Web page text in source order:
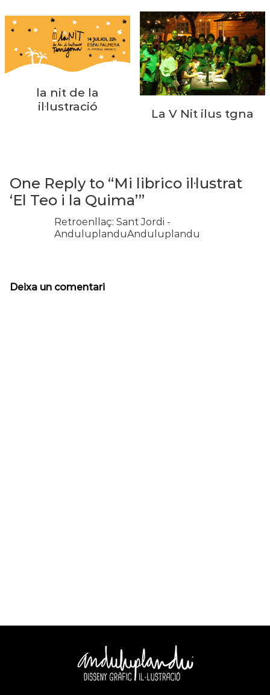
La V Nit ilus tgna
la nit de la
il·lustració
One Reply to “Mi librico il·lustrat
‘El Teo i la Quima’”
Retroenllaç: Sant Jordi -
AnduluplanduAnduluplandu
Deixa un comentari